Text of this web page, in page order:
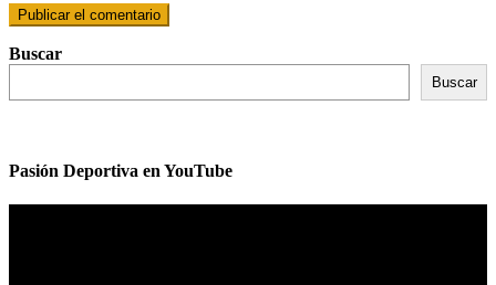
Buscar
Buscar
Pasión Deportiva en YouTube